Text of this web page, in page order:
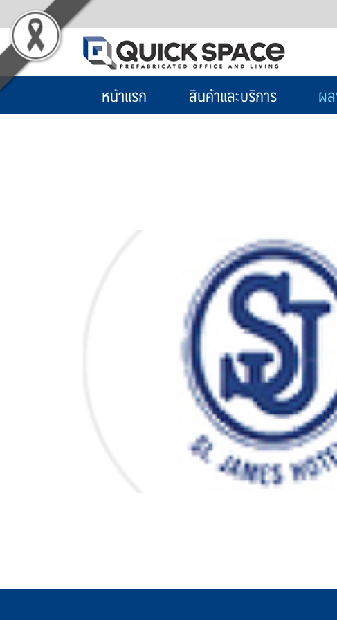
หน้าแรก สินค้าและบริการ ผ